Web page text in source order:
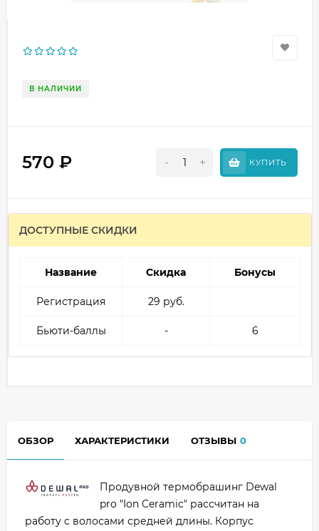
В НАЛИЧИИ
570 ₽ - + КУПИТЬ
ДОСТУПНЫЕ СКИДКИ
Название Скидка Бонусы
Регистрация 29 руб.
Бьюти-баллы - 6
ОБЗОР ХАРАКТЕРИСТИКИ ОТЗЫВЫ 0
Продувной термобрашинг Dewal
pro "Ion Ceramic" рассчитан на
работу с волосами средней длины. Корпус